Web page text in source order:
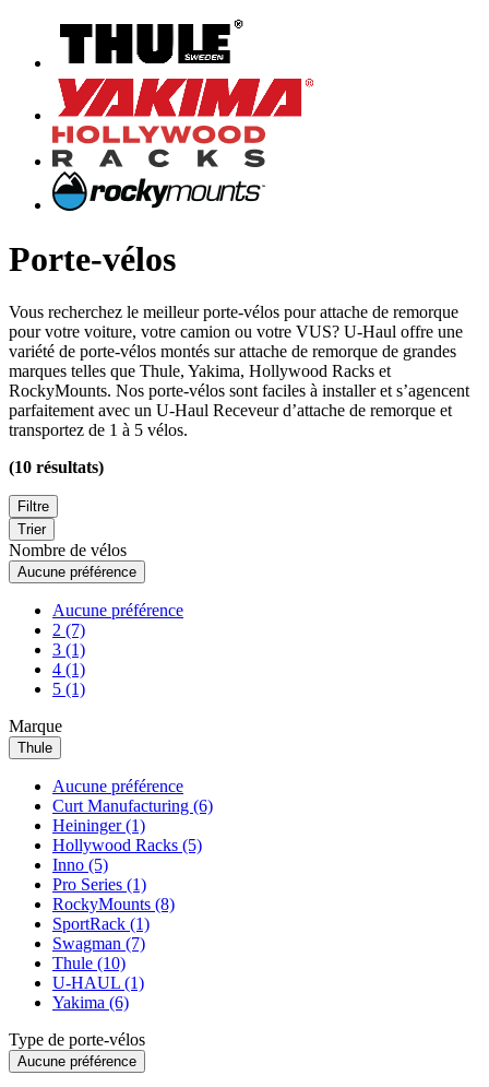
Porte-vélos
Vous recherchez le meilleur porte-vélos pour attache de remorque
pour votre voiture, votre camion ou votre VUS? U-Haul offre une
variété de porte-vélos montés sur attache de remorque de grandes
marques telles que Thule, Yakima, Hollywood Racks et
RockyMounts. Nos porte-vélos sont faciles à installer et s’agencent
parfaitement avec un U-Haul Receveur d’attache de remorque et
transportez de 1 à 5 vélos.
(10 résultats)
Filtre
Trier
Nombre de vélos
Aucune préférence
Aucune préférence
2 (7)
3 (1)
4 (1)
5 (1)
Marque
Thule
Aucune préférence
Curt Manufacturing (6)
Heininger (1)
Hollywood Racks (5)
Inno (5)
Pro Series (1)
RockyMounts (8)
SportRack (1)
Swagman (7)
Thule (10)
U-HAUL (1)
Yakima (6)
Type de porte-vélos
Aucune préférence